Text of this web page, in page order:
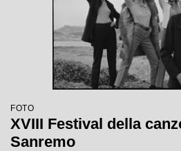
FOTO
XVIII Festival della
Sanremo